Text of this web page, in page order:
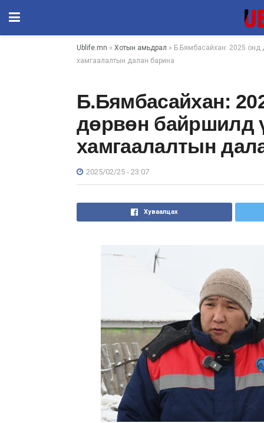
Ublife.mn » Хотын амьдрал » Б.Бямбасайхан: 2025 онд
хамгаалалтын далан барина
Б.Бямбасайхан:
дөрвөн байршилд
хамгаалалтын
2025/02/25 - 23:07
Хуваалцах